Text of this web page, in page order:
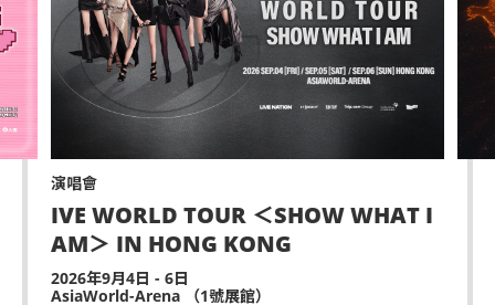
及其同行者入場，並且不會安排退款。如有任何爭
議，亞洲國際博覽館管理有限公司及主辦機構保留最
終決定權。
*行動不便的證明指「殘疾人士登記證」（肢體傷殘類
別）或其他有效的醫生證明文件以顯示行動不便。
持票的輪椅人士若需要場館職員協助入座，請在節目
前致電亞洲國際博覽館（+852-3606 8888）以便預先
員安排順利入座。
適或需要協助，請盡快通知現場醫療或保安人員。
嚴禁炒賣門票。門票如已被使用或轉售、分享予他人
或作其他商業用途，亞洲國際博覽館管理有限公司及
主辦機構將保留取消該門票之決定權。
遲到者或被安排於適當時候方可進場，惟不能保證遲
除獲亞洲國際博覽館管理有限公司所發出之書面同意
的導盲犬外，所有人士均不得攜帶任何動物進入場
館。
演唱會
IVE WORLD TOUR ＜SHOW WHAT I
AM＞ IN HONG KONG
2026年9月4日 - 6日
AsiaWorld-Arena （1號展館）